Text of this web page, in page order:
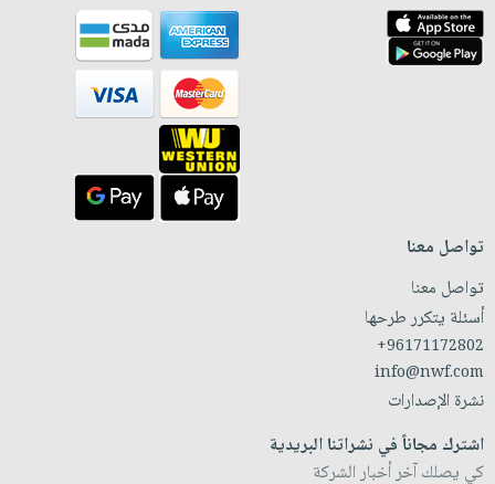
تواصل معنا
تواصل معنا
أسئلة يتكرر طرحها
+96171172802
info@nwf.com
نشرة الإصدارات
اشترك مجاناً في نشراتنا البريدية
كي يصلك آخر أخبار الشركة